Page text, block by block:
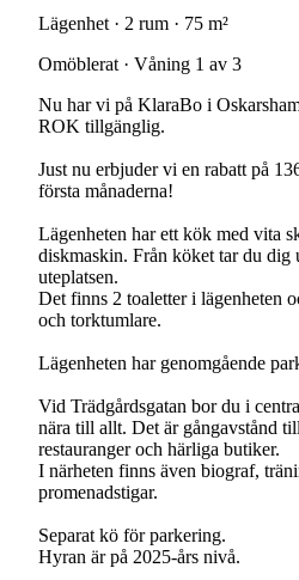
Lägenhet · 2 rum · 75 m²
Omöblerat · Våning 1 av 3
Nu har vi på KlaraBo i
ROK tillgänglig.
Just nu erbjuder vi en rabatt på
första månaderna!
Lägenheten har ett kök med vita
diskmaskin. Från köket tar du dig
uteplatsen.
Det finns 2 toaletter i lägenheten
och torktumlare.
Lägenheten har genomgående
Vid Trädgårdsgatan bor du i
nära till allt. Det är gångavstånd
restauranger och härliga butiker.
I närheten finns även biograf,
promenadstigar.
Separat kö för parkering.
Hyran är på 2025-års nivå.